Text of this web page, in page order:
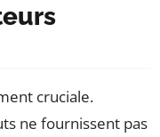
cruciale.
ne fournissent pas